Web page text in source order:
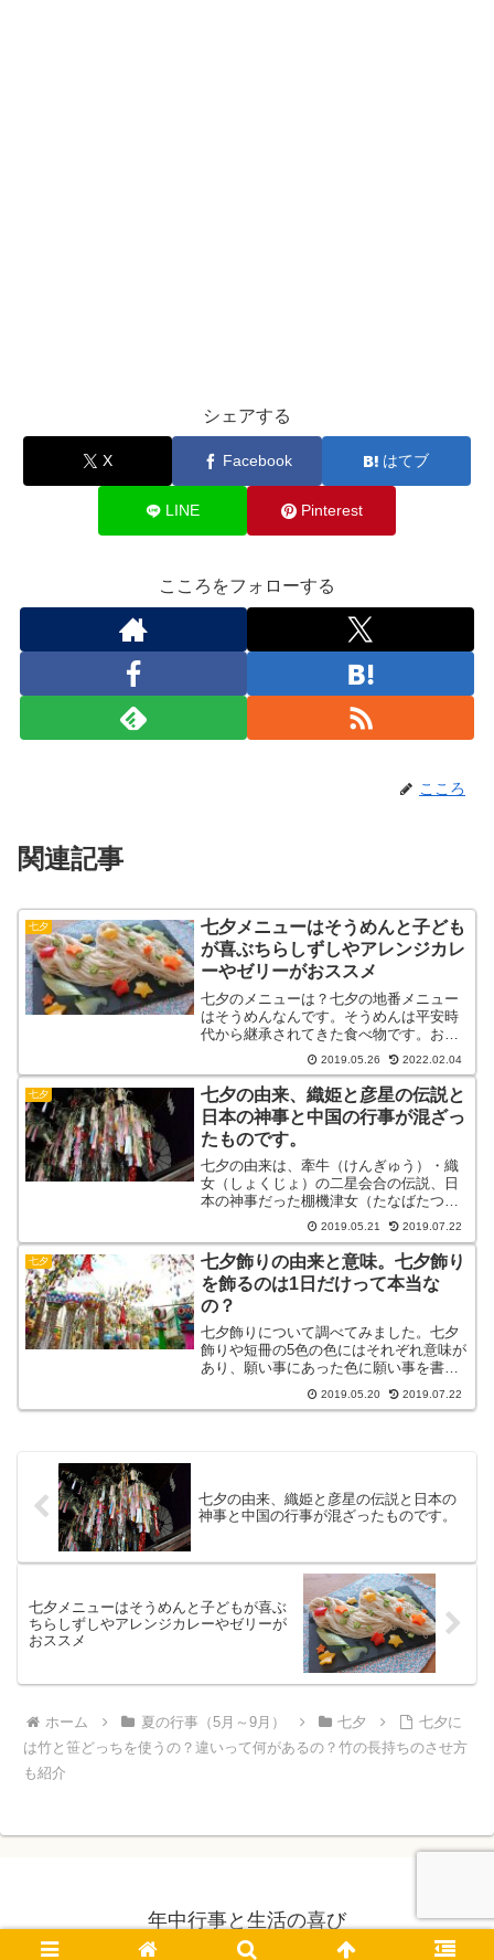
シェアする
X Facebook はてブ
LINE Pinterest
こころをフォローする
こころ
関連記事
七夕
七夕メニューはそうめんと子ども
が喜ぶちらしずしやアレンジカレ
ーやゼリーがおススメ
七夕のメニューは？七夕の地番メニュー
はそうめんなんです。そうめんは平安時
代から継承されてきた食べ物です。おく
らやニンジンで星形を作り、そうめんや
チラシずしに載せるだけであっという間
に七夕らしい雰囲気になります。星のゼ
リーの作り方なども紹介。
2019.05.26 2022.02.04
七夕
七夕の由来、織姫と彦星の伝説と
日本の神事と中国の行事が混ざっ
たものです。
七夕の由来は、牽牛（けんぎゅう）・織
女（しょくじょ）の二星会合の伝説、日
本の神事だった棚機津女（たなばたつ
め）の伝説、奈良時代に伝来して宮中行
事となった乞巧奠（きこうでん）の行事
が混ざり合ってできました。日本の文化
として継承していきたいですね。
2019.05.21 2019.07.22
七夕
七夕飾りの由来と意味。七夕飾り
を飾るのは1日だけって本当な
の？
七夕飾りについて調べてみました。七夕
飾りや短冊の5色の色にはそれぞれ意味が
あり、願い事にあった色に願い事を書く
ことで願いが叶いやすくなるそうです。
七夕飾りは6日に飾り付けて7日には片付
2019.05.20 2019.07.22
七夕の由来、織姫と彦星の伝説と日本の
神事と中国の行事が混ざったものです。
七夕メニューはそうめんと子どもが喜ぶ
ちらしずしやアレンジカレーやゼリーが
おススメ
ホーム 夏の行事（5月～9月） 七夕
七夕に
は竹と笹どっちを使うの？違いって何があるの？竹の長持ちのさせ方
も紹介
年中行事と生活の喜び
Copyright © 2017-2026 年中行事と生活の喜び All Rights Reserved.